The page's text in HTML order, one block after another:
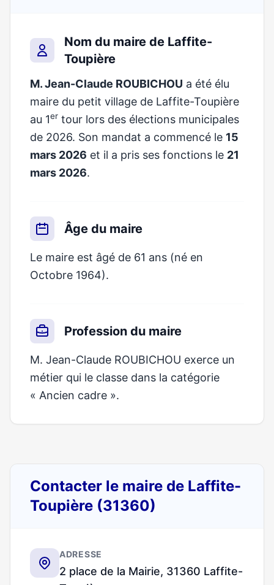
Nom du maire de Laffite-
Toupière
M. Jean-Claude ROUBICHOU a été élu
maire du petit village de Laffite-Toupière
au 1er tour lors des élections municipales
de 2026. Son mandat a commencé le 15
mars 2026 et il a pris ses fonctions le 21
mars 2026.
Âge du maire
Le maire est âgé de 61 ans (né en
Octobre 1964).
Profession du maire
M. Jean-Claude ROUBICHOU exerce un
métier qui le classe dans la catégorie
« Ancien cadre ».
Contacter le maire de Laffite-
Toupière (31360)
ADRESSE
2 place de la Mairie, 31360 Laffite-